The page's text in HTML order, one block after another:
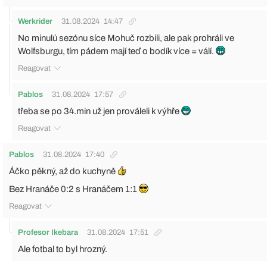
Werkrider 31.08.2024 14:47
No minulú sezónu síce Mohuč rozbili, ale pak prohráli ve
Wolfsburgu, tím pádem mají teď o bodík více = válí.
Reagovat
Pablos 31.08.2024 17:57
třeba se po 34.min už jen prováleli k výhře
Reagovat
Pablos 31.08.2024 17:40
Áčko pěkný, až do kuchyně
Bez Hranáče 0:2 s Hranáčem 1:1
Reagovat
Profesor Ikebara 31.08.2024 17:51
Ale fotbal to byl hrozný.